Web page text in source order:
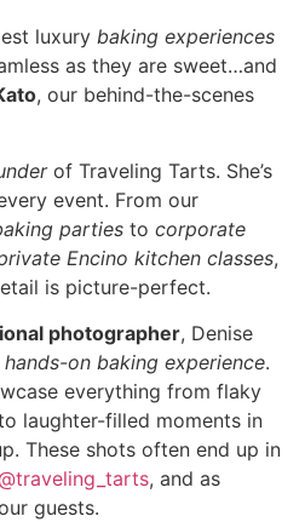
luxury baking experiences
as they are sweet…and
, our behind-the-scenes
of Traveling Tarts. She’s
event. From our
parties to corporate
Encino kitchen classes,
is picture-perfect.
photographer, Denise
hands-on baking experience.
everything from flaky
laughter-filled moments in
These shots often end up in
, and as
guests.